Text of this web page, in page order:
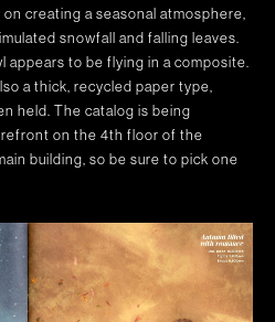
creating a seasonal atmosphere,
snowfall and falling leaves.
appears to be flying in a composite.
a thick, recycled paper type,
held. The catalog is being
on the 4th floor of the
building, so be sure to pick one